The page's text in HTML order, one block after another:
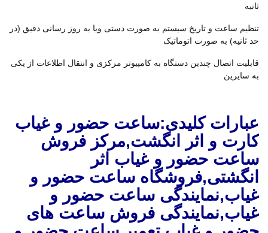
ثانیه
تنظیم ساعت و تاریخ سیستم به صورت دستی ویا به روز رسانی دقیق (در
حد ثانیه) به صورت اتوماتیک
قابلیت اتصال چندین دستگاه به کامپیوتر مرکزی و انتقال اطلاعات از یکی
به سایرین
عبارات کلیدی:ساعت حضور و غیاب
کارت و اثر انگشت,مرکز فروش
ساعت حضور و غیاب اثر
انگشتی,فروشگاه ساعت حضور و
غیاب,نمایندگی ساعت حضور و
غیاب,نمایندگی فروش ساعت های